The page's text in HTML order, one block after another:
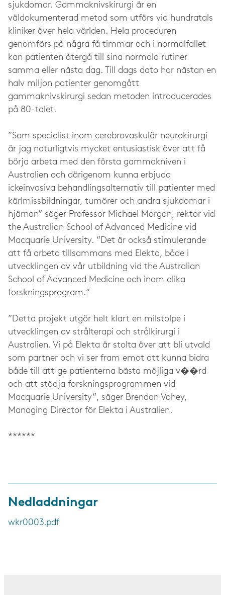
sjukdomar. Gammaknivskirurgi är en
väldokumenterad metod som utförs vid hundratals
kliniker över hela världen. Hela proceduren
genomförs på några få timmar och i normalfallet
kan patienten återgå till sina normala rutiner
samma eller nästa dag. Till dags dato har nästan en
halv miljon patienter genomgått
gammaknivskirurgi sedan metoden introducerades
på 80-talet.
”Som specialist inom cerebrovaskulär neurokirurgi
är jag naturligtvis mycket entusiastisk över att få
börja arbeta med den första gammakniven i
Australien och därigenom kunna erbjuda
ickeinvasiva behandlingsalternativ till patienter med
kärlmissbildningar, tumörer och andra sjukdomar i
hjärnan” säger Professor Michael Morgan, rektor vid
the Australian School of Advanced Medicine vid
Macquarie University. ”Det är också stimulerande
att få arbeta tillsammans med Elekta, både i
utvecklingen av vår utbildning vid the Australian
School of Advanced Medicine och inom olika
forskningsprogram.”
”Detta projekt utgör helt klart en milstolpe i
utvecklingen av strålterapi och strålkirurgi i
Australien. Vi på Elekta är stolta över att bli utvald
som partner och vi ser fram emot att kunna bidra
både till att ge patienterna bästa möjliga v��rd
och att stödja forskningsprogrammen vid
Macquarie University”, säger Brendan Vahey,
Managing Director för Elekta i Australien.
******
Nedladdningar
wkr0003.pdf